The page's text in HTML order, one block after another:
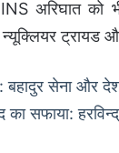
अरिघात को
ट्रायड
सेना और
सफाया: